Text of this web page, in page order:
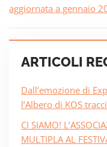
aggiornata a gennaio
ARTICOLI
Dall’emozione di
l’Albero di KOS
CI SIAMO!
MULTIPLA AL